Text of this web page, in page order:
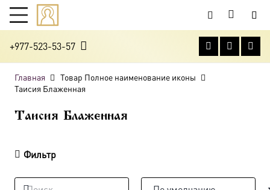
+977-523-53-57
Главная
Товар Полное наименование иконы
Таисия Блаженная
Таисия Блаженная
Фильтр